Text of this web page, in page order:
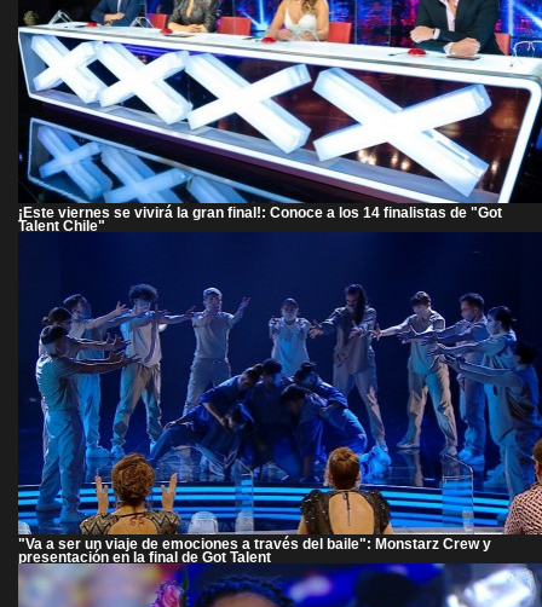
¡Este viernes se vivirá la gran final!: Conoce a los 14 finalistas de "Got
Talent Chile"
"Va a ser un viaje de emociones a través del baile": Monstarz Crew y
presentación en la final de Got Talent